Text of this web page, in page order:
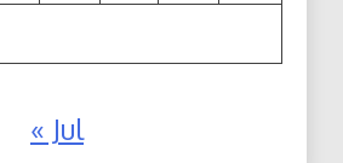
« Jul